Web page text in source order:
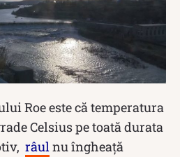
Roe este că temperatura
Celsius pe toată durata
râulnu îngheață